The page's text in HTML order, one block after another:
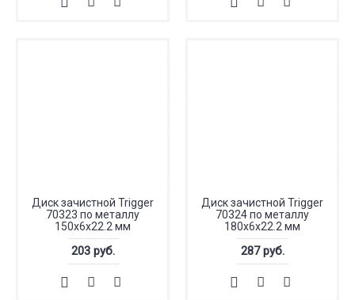
Диск зачистной Trigger
70323 по металлу
150х6х22.2 мм
203 руб.
Диск зачистной Trigger
70324 по металлу
180х6х22.2 мм
287 руб.